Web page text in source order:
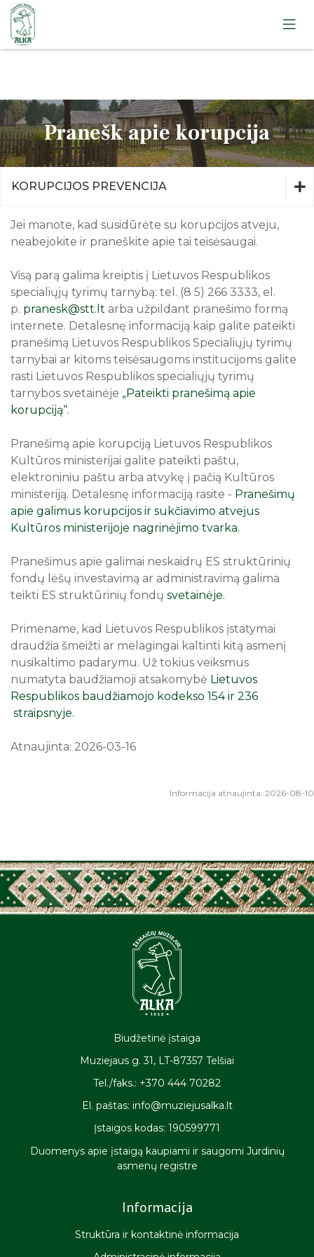
Žemaičių muziejus alka, Žemaitijos kaimo muziejus,
telšių ješiva, varnių muziejus, žemaičių vyskupystės
muziejus
Apie muziejų
Edukacijos
Ekskursijos
Leidiniai
Lankytojams
Edukacijos
Ekskursijos
Telšių apskrities žydų gelbėtojai
Telšiai. Atminties knyga
Apie muziejų
Lankytojams
Edukacijos
Ekskursijos
Apie muziejų
Lankytojams
Ekskursijos
Lankytojams
Rainių tragedija: Atmintis gyva
Rugpjūtis 2026
3 4 5 6 7 8
10 11 12 13 14 15 16
17 18 19 20 21 22 23
24 25 26 27 28
Pranešk apie korupcija
KORUPCIJOS PREVENCIJA
Istorija
Teisinė informacija
Veiklos sritys
Pranešėjų apsauga
Korupcijos prevencija
Pranešk apie korupcija
Teisinė informacija
Viešieji ir privatūs interesai
prevenciją
Korupcijos prevencijos planavimo
Informacijos apie asmenį surinkimas
Administracinė informacija
Asmens duomenų apsauga
Dažniausiai užduodami klausimai
Projektai
Rėmėjai ir partneriai
Informacija gestų kalba
Jei manote, kad susidūrėte su korupcijos atveju,
neabejokite ir praneškite apie tai teisėsaugai.
Visą parą galima kreiptis į Lietuvos Respublikos
specialiųjų tyrimų tarnybą: tel. (8 5) 266 3333, el.
p. pranesk@stt.lt arba užpildant pranešimo formą
internete. Detalesnę informaciją kaip galite pateikti
pranešimą Lietuvos Respublikos Specialiųjų tyrimų
tarnybai ar kitoms teisėsaugoms institucijoms galite
rasti Lietuvos Respublikos specialiųjų tyrimų
tarnybos svetainėje „Pateikti pranešimą apie
korupciją“.
Pranešimą apie korupciją Lietuvos Respublikos
Kultūros ministerijai galite pateikti paštu,
elektroniniu paštu arba atvykę į pačią Kultūros
ministeriją. Detalesnę informaciją rasite - Pranešimų
apie galimus korupcijos ir sukčiavimo atvejus
Kultūros ministerijoje nagrinėjimo tvarka.
Pranešimus apie galimai neskaidrų ES struktūrinių
fondų lėšų investavimą ar administravimą galima
teikti ES struktūrinių fondų svetainėje.
Primename, kad Lietuvos Respublikos įstatymai
draudžia šmeižti ar melagingai kaltinti kitą asmenį
nusikaltimo padarymu. Už tokius veiksmus
numatyta baudžiamoji atsakomybė Lietuvos
Respublikos baudžiamojo kodekso 154 ir 236
straipsnyje.
Atnaujinta: 2026-03-16
Informacija atnaujinta: 2026-08-10
Biudžetinė įstaiga
Muziejaus g. 31, LT-87357 Telšiai
Tel./faks.: +370 444 70282
El. paštas: info@muziejusalka.lt
Įstaigos kodas: 190599771
Duomenys apie įstaigą kaupiami ir saugomi Jurdinių
asmenų registre
Informacija
Struktūra ir kontaktinė informacija